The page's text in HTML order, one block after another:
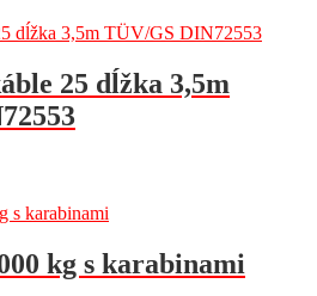
25 dĺžka 3,5m
kg s karabinami